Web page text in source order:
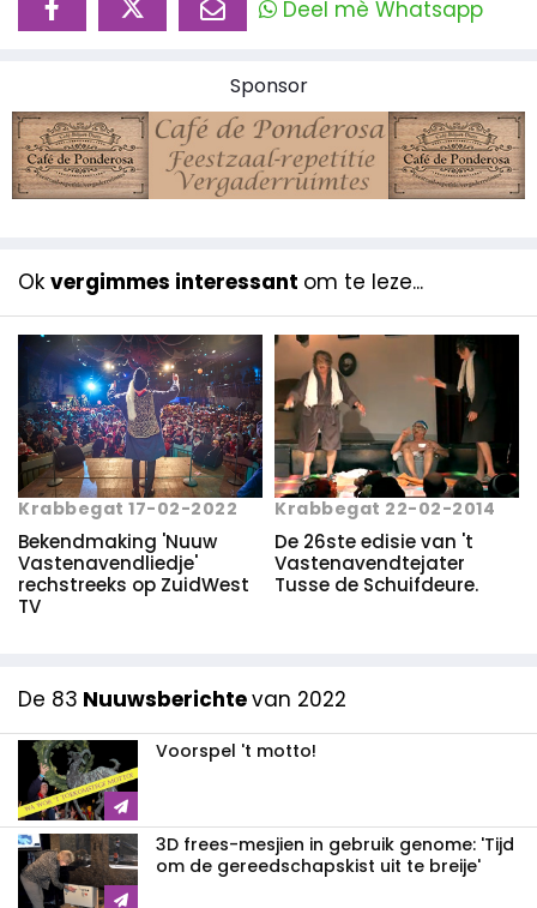
Deel mè Whatsapp
Sponsor
Ok vergimmes interessant om te leze...
Krabbegat 17-02-2022
Bekendmaking 'Nuuw
Vastenavendliedje'
rechstreeks op ZuidWest
TV
Krabbegat 22-02-2014
De 26ste edisie van 't
Vastenavendtejater
Tusse de Schuifdeure.
De 83 Nuuwsberichtevan 2022
Voorspel 't motto!
3D frees-mesjien in gebruik genome: 'Tijd
om de gereedschapskist uit te breije'